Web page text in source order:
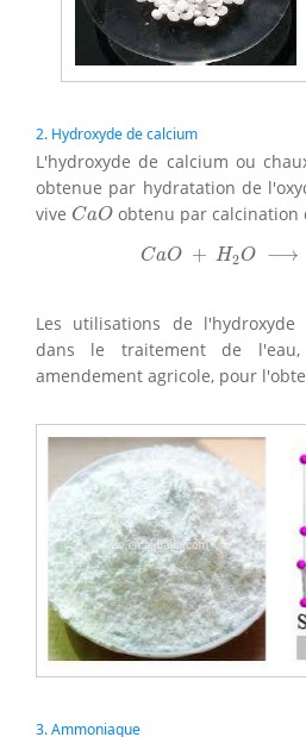
2. Hydroxyde de calcium
L'hydroxyde de calcium ou
obtenue par hydratation de
vive CaO
CaOobtenu par calcination
CaO + H2O ⟶
CaO H2O ⟶
Les utilisations de l'hydroxyde
dans le traitement de l'eau,
amendement agricole, pour
3. Ammoniaque